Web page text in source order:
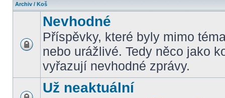
Archiv / Koš
Nevhodné
Příspěvky, které byly mimo
nebo urážlivé. Tedy něco jako
vyřazují nevhodné zprávy.
Už neaktuální